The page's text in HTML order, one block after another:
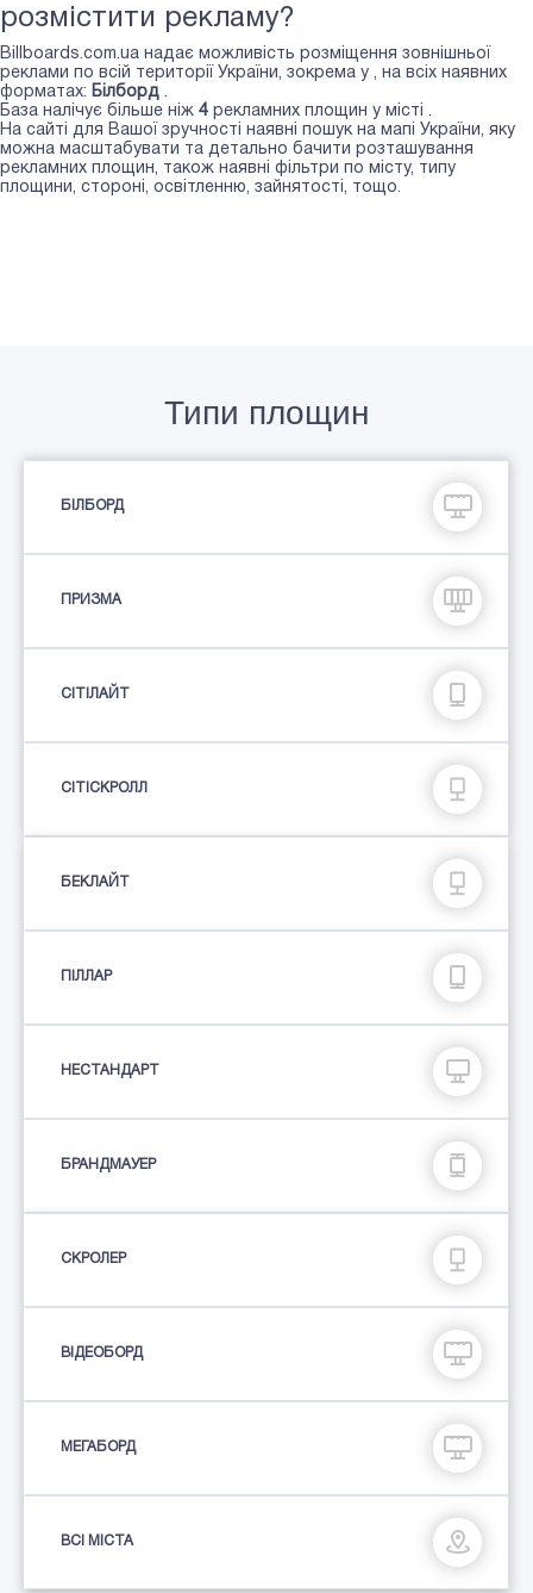
розмістити рекламу?
Billboards.com.ua надає можливість розміщення зовнішньої
реклами по всій території України, зокрема у , на всіх наявних
форматах: Білборд .
База налічує більше ніж 4 рекламних площин у місті .
На сайті для Вашої зручності наявні пошук на мапі України, яку
можна масштабувати та детально бачити розташування
рекламних площин, також наявні фільтри по місту, типу
площини, стороні, освітленню, зайнятості, тощо.
Типи площин
БІЛБОРД
ПРИЗМА
СIТIЛАЙТ
СІТІСКРОЛЛ
БЕКЛАЙТ
ПIЛЛАР
НЕСТАНДАРТ
БРАНДМАУЕР
СКРОЛЕР
ВІДЕОБОРД
МЕГАБОРД
ВСІ МІСТА